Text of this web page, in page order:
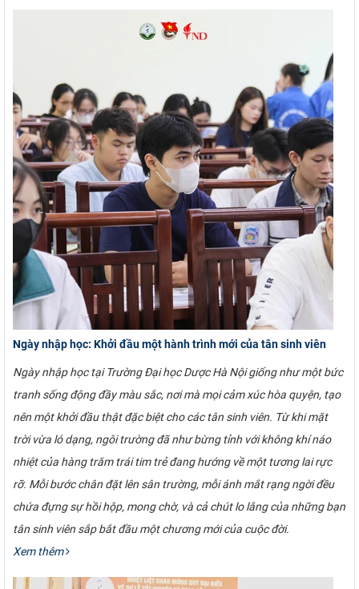
Ngày nhập học: Khởi đầu một hành trình mới của tân sinh viên
Ngày nhập học tại Trường Đại học Dược Hà Nội giống như một bức
tranh sống động đầy màu sắc, nơi mà mọi cảm xúc hòa quyện, tạo
nên một khởi đầu thật đặc biệt cho các tân sinh viên. Từ khi mặt
trời vừa ló dạng, ngôi trường đã như bừng tỉnh với không khí náo
nhiệt của hàng trăm trái tim trẻ đang hướng về một tương lai rực
rỡ. Mỗi bước chân đặt lên sân trường, mỗi ánh mắt rạng ngời đều
chứa đựng sự hồi hộp, mong chờ, và cả chút lo lắng của những bạn
tân sinh viên sắp bắt đầu một chương mới của cuộc đời.
Xem thêm